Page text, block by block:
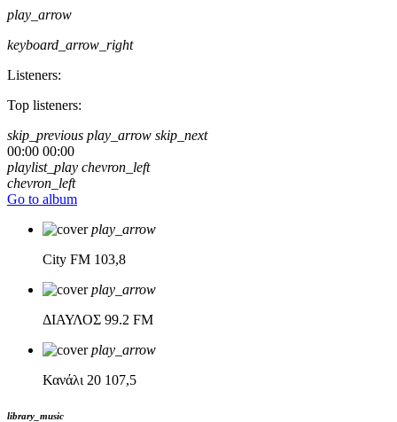
play_arrow
keyboard_arrow_right
Listeners:
Top listeners:
skip_previous play_arrow skip_next
00:00 00:00
playlist_play chevron_left
chevron_left
Go to album
play_arrow
City FM 103,8
play_arrow
ΔΙΑΥΛΟΣ 99.2 FM
play_arrow
Κανάλι 20 107,5
library_music